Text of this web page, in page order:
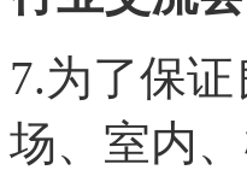
7.为了保
场、室内